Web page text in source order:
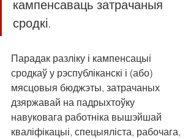
кампенсаваць затрачаныя
сродкі.
Парадак разліку і кампенсацыі
сродкаў у рэспубліканскі і (або)
мясцовыя бюджэты, затрачаных
дзяржавай на падрыхтоўку
навуковага работніка вышэйшай
кваліфікацыі, спецыяліста, рабочага,